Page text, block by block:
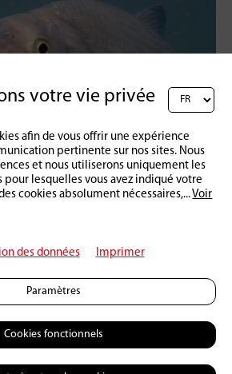
05 | 05 | 2014
la frayère de la Nase
votre vie privée
afin de vous offrir une expérience
pertinente sur nos sites. Nous
et nous utiliserons uniquement les
pour lesquelles vous avez indiqué votre
cookies absolument nécessaires,...Voir
des données Imprimer
Paramètres
Cookies fonctionnels